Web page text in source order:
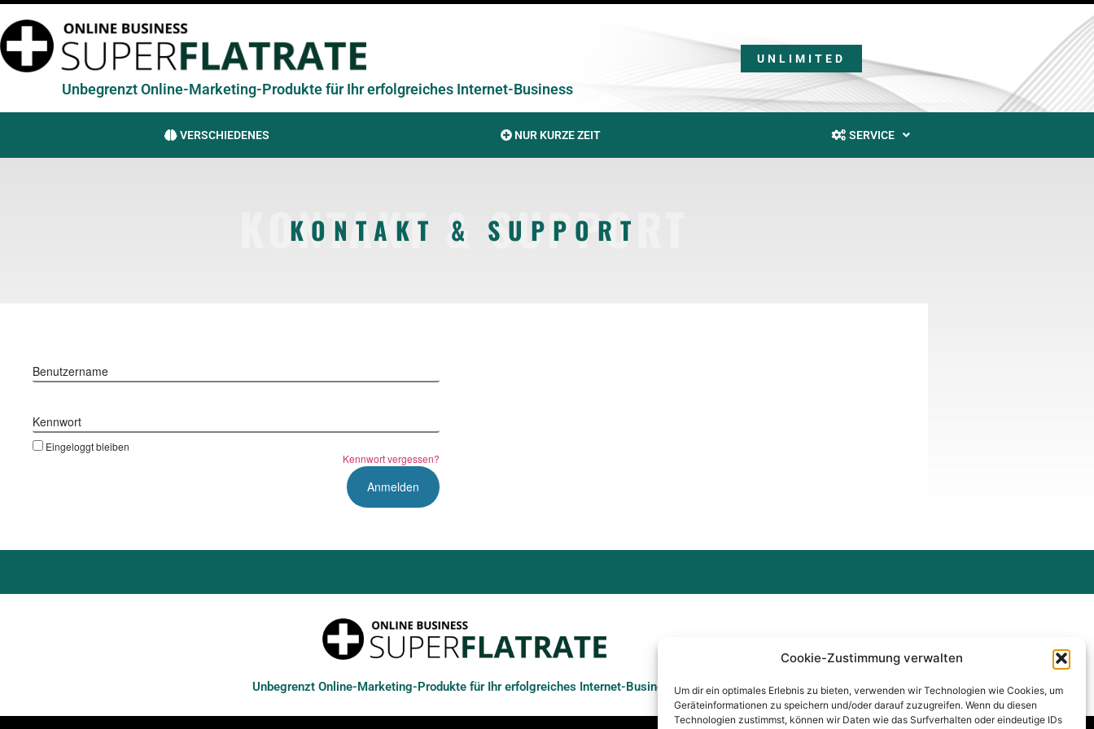
Cookie-Zustimmung verwalten
Um dir ein optimales Erlebnis zu bieten, verwenden wir Technologien wie Cookies, um
Geräteinformationen zu speichern und/oder darauf zuzugreifen. Wenn du diesen
Technologien zustimmst, können wir Daten wie das Surfverhalten oder eindeutige IDs
Unbegrenzt Online-Marketing-Produkte für Ihr erfolgreiches Internet-Business
UNLIMITED
VERSCHIEDENES NUR KURZE ZEIT SERVICE
KONTAKT & SUPPORT
KONTAKT & SUPPORT
Benutzername
Kennwort
Eingeloggt bleiben
Kennwort vergessen?
Unbegrenzt Online-Marketing-Produkte für Ihr erfolgreiches Internet-Business